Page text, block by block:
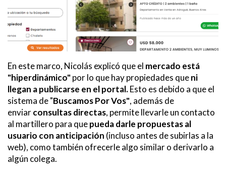
En este marco, Nicolás explicó que el mercado está
"hiperdinámico"por lo que hay propiedades queni
llegan a publicarse en el portal.Esto es debido a que el
sistema de "Buscamos Por Vos", además de
enviarconsultas directas, permite llevarle un contacto
al martillero para quepueda darle propuestas al
usuario con anticipación (incluso antes de subirlas a la
web), como también ofrecerle algo similar o derivarlo a
algún colega.